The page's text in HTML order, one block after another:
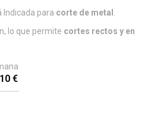
Indicada para corte de metal
lo que permite cortes rectos y en
€